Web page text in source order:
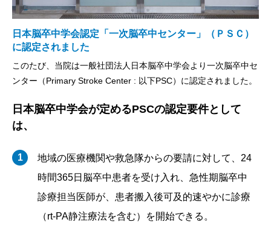
日本脳卒中学会認定「一次脳卒中センター」（ＰＳＣ）
に認定されました
このたび、当院は一般社団法人日本脳卒中学会より一次脳卒中セ
ンター（Primary Stroke Center : 以下PSC）に認定されました。
日本脳卒中学会が定めるPSCの認定要件として
は、
1
地域の医療機関や救急隊からの要請に対して、24
時間365日脳卒中患者を受け入れ、急性期脳卒中
診療担当医師が、患者搬入後可及的速やかに診療
（rt-PA静注療法を含む）を開始できる。